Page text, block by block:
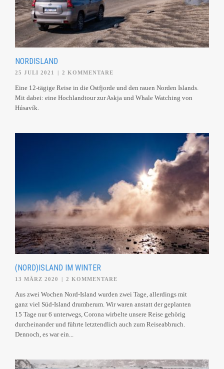
NORDISLAND
25 JULI 2021 | 2 KOMMENTARE
Eine 12-tägige Reise in die Ostfjorde und den rauen Norden Islands.
Mit dabei: eine Hochlandtour zur Askja und Whale Watching von
Húsavík.
(NORD)ISLAND IM WINTER
13 MÄRZ 2020 2 KOMMENTARE
Aus zwei Wochen Nord-Island wurden zwei Tage, allerdings mit
ganz viel Süd-Island drumherum. Wir waren anstatt der geplanten
15 Tage nur 6 unterwegs, Corona wirbelte unsere Reise gehörig
durcheinander und führte letztendlich auch zum Reiseabbruch.
Dennoch, es war ein...